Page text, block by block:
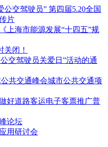
监控系统平台已建成并进行
期工程(4、5、6号线一期、
程各项数据接入石家庄轨道
开展风险管控、隐患排查、视
系统维护升级等相关工作。
交驾驶员” 第四届5.20全国
片
上海市能源发展“十四五”规
关闭！
交驾驶员关爱日”活动的通
共交通峰会城市公共交通项
好道路客运电子客票推广普
论坛
用研讨会